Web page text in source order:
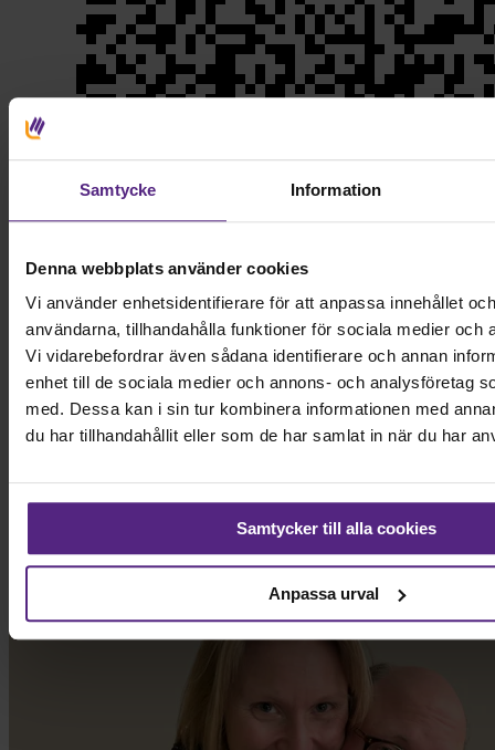
Samtycke Information
Denna webbplats använder cookies
Vi använder enhetsidentifierare för att anpassa innehållet
användarna, tillhandahålla funktioner för sociala medier och
Vi vidarebefordrar även sådana identifierare och annan
enhet till de sociala medier och annons- och analysföretag
med. Dessa kan i sin tur kombinera informationen med
du har tillhandahållit eller som de har samlat in när du har
Samtycker till alla cookies
Anpassa urval
Download
I samband med att vi gifter oss önskar vi att våra nära och kära
skänker pengar till Läkarmissionen och därigenom stöttar deras
arbete för människor i utsatthet.
Tack!
Läkarmissionen är en internationell biståndsorganisation som arbetar
hälsa, utbildning, matsäkerhet samt tillgång till rent vatten och
sanitet, och samarbetar med lokala organisationer för att skapa
hållbar förändring för människor som lever i fattigdom.